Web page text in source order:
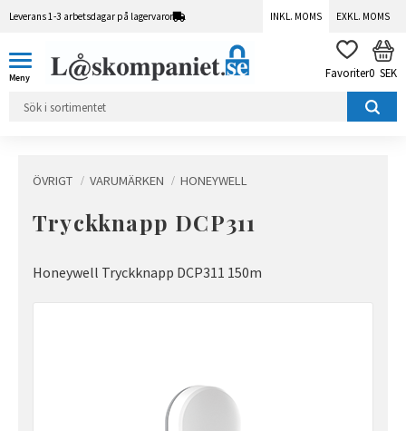
Leverans 1-3 arbetsdagar på lagervaror INKL. MOMS EXKL. MOMS
FAVORITER
0 SEK
ÖVRIGT VARUMÄRKEN HONEYWELL
Tryckknapp DCP311
Honeywell Tryckknapp DCP311 150m